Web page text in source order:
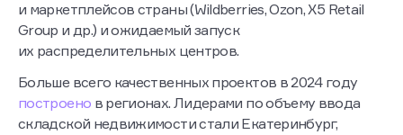
экспансия крупнейших продуктовых сетей
и маркетплейсов страны (Wildberries, Ozon, X5 Retail
Group и др.) и ожидаемый запуск
Больше всего качественных проектов в 2024 году
построено в регионах. Лидерами по объему ввода